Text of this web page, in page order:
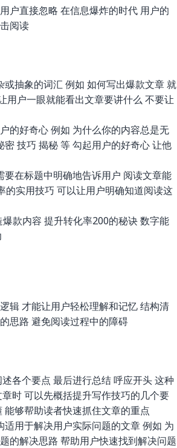
户直接忽略 在信息爆炸的时代 用户的
阅读
抽象的词汇 例如 如何写出爆款文章 就
用户一眼就能看出文章要讲什么 不要让
的好奇心 例如 为什么你的内容总是无
技巧 揭秘 等 勾起用户的好奇心 让他
在标题中明确地告诉用户 阅读文章能
实用技巧 可以让用户明确知道阅读这
款内容 提升转化率200的秘诀 数字能
辑 才能让用户轻松理解和记忆 结构清
思路 避免阅读过程中的障碍
各个要点 最后进行总结 呼应开头 这种
时 可以先概括提升写作技巧的几个要
够帮助读者快速抓住文章的重点
用于解决用户实际问题的文章 例如 为
的解决思路 帮助用户快速找到解决问题